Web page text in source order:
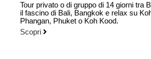
Tour privato o di gruppo di 14 giorni tra
il fascino di Bali, Bangkok e relax su
Phangan, Phuket o Koh Kood.
Scopri